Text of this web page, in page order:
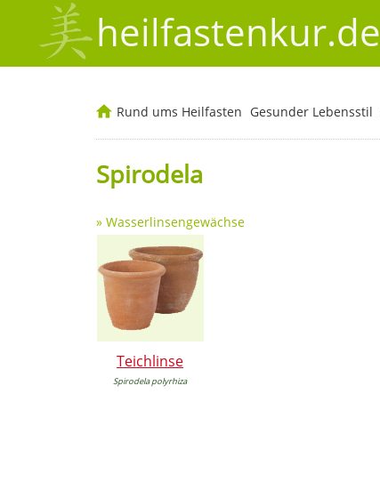
heilfastenkur.de
Rund ums Heilfasten Gesunder Lebensstil
Spirodela
» Wasserlinsengewächse
Teichlinse
Spirodela polyrhiza